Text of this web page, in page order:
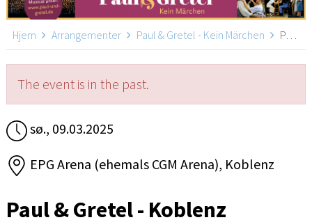
Hjem Arrangementer Paul & Gretel - Kein Märchen Paul & Gretel - Koblenz, Koblenz
The event is in the past.
sø., 09.03.2025
EPG Arena (ehemals CGM Arena), Koblenz
Paul & Gretel - Koblenz